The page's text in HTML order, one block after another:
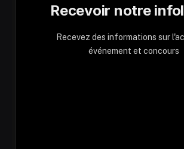
Recevoir notre
Recevez des informations sur
événement et concours